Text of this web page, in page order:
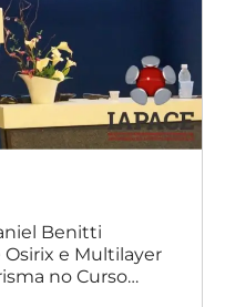
Benitti
e Multilayer
no Curso